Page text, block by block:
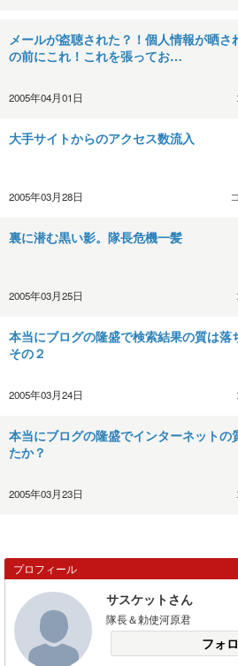
メールが盗聴された？！個人情報が晒さ
の前にこれ！これを張ってお…
2005年04月01日
大手サイトからのアクセス数流入
2005年03月28日
裏に潜む黒い影。隊長危機一髪
2005年03月25日
本当にブログの隆盛で検索結果の質は落
その２
2005年03月24日
本当にブログの隆盛でインターネットの
たか？
2005年03月23日
プロフィール
サスケットさん
隊長＆勅使河原君
フォ